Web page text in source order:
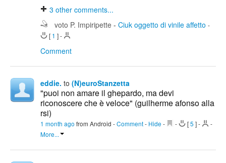
3 other comments...
voto P. Impiripette - Ciuk oggetto di vinile affetto -
[ 1 ]-
Comment
eddie. to (N)euroStanzetta
"puoi non amare il ghepardo, ma devi
riconoscere che è veloce" (guilherme afonso alla
rsi)
1 month ago from Android -Comment- Hide - - [5 ]-
-
More...